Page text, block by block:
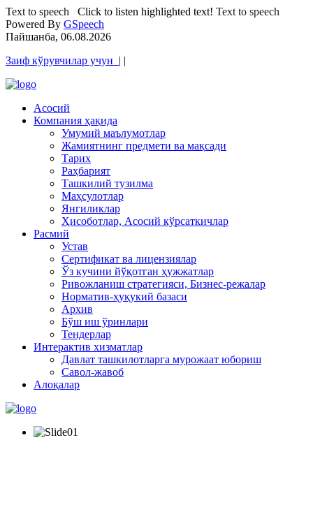
Text to speech Click to listen highlighted text! Text to speech
Powered By GSpeech
Пайшанба, 06.08.2026
Заиф кўрувчилар учун | |
Асосий
Компания ҳақида
Умумий маълумотлар
Жамиятнинг предмети ва мақсади
Тарих
Раҳбарият
Ташкилий тузилма
Маҳсулотлар
Янгиликлар
Ҳисоботлар, Асосий кўрсаткичлар
Расмий
Устав
Сертификат ва лицензиялар
Ўз кучини йўқотган ҳужжатлар
Ривожланиш стратегияси, Бизнес-режалар
Норматив-ҳуқукий базаси
Архив
Бўш иш ўринлари
Тендерлар
Интерактив хизматлар
Давлат ташкилотларга мурожаат юбориш
Савол-жавоб
Алоқалар